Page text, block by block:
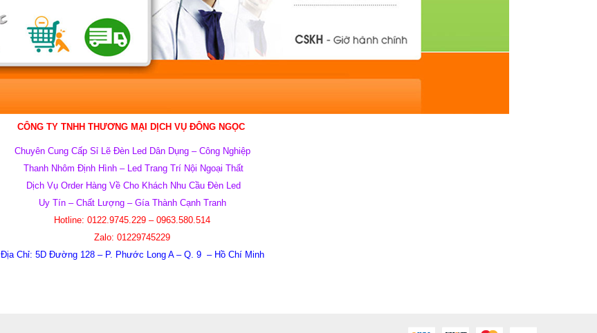
CÔNG TY TNHH THƯƠNG MẠI DỊCH VỤĐÔNG NGỌC
Chuyên Cung Cấp Sỉ Lẽ Đèn Led Dân Dụng – Công Nghiệp
Thanh Nhôm Định Hình – Led Trang Trí Nội Ngoại Thất
Dịch Vụ Order Hàng Về Cho Khách Nhu Cầu Đèn Led
Uy Tín – Chất Lượng – Gía Thành Cạnh Tranh
Hotline: 0122.9745.229 – 0963.580.514
Zalo: 01229745229
Địa Chỉ: 5D Đường 128 – P. Phước Long A – Q. 9 – Hồ Chí Minh